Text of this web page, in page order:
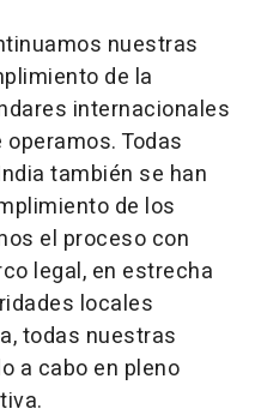
nuestras
de la
internacionales
Todas
también se han
de los
el proceso con
legal, en estrecha
locales
todas nuestras
a cabo en pleno